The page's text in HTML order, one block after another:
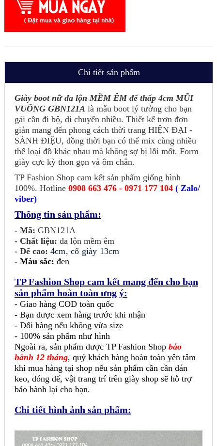
Chi tiết sản phẩm
Giày boot nữ da lộn MỀM ÊM đế thấp 4cm MŨI
VUÔNG GBN121A là mẫu boot lý tưởng cho bạn
gái cần đi bộ, di chuyển nhiều. Thiết kế trơn đơn
giản mang đến phong cách thời trang HIỆN ĐẠI -
SÀNH ĐIỆU, đồng thời bạn có thể mix cùng nhiều
thể loại đồ khác nhau mà không sợ bị lỗi mốt. Form
giày cực kỳ thon gọn và ôm chân.
TP Fashion Shop cam kết sản phẩm giống hình
100%. Hotline 0908 663 476 - 0971 177 104 ( Zalo/
viber)
Thông tin sản phẩm:
- Mã: GBN121A
- Chất liệu: da lộn mềm êm
- Đế cao: 4cm, cổ giày 13cm
- Màu sắc: đen
TP Fashion Shop cam kết mang đến cho bạn
sản phẩm hoàn toàn ưng ý:
- Giao hàng COD toàn quốc
- Bạn được xem hàng trước khi nhận
- Đổi hàng nếu không vừa size
- 100% sản phẩm như hình
Ngoài ra, sản phẩm được TP Fashion Shop bảo
hành 12 tháng, quý khách hàng hoàn toàn yên tâm
khi mua hàng tại shop nếu sản phẩm cần cần dán
keo, đóng đế, vật trang trí trên giày shop sẽ hỗ trợ
bảo hành lại cho bạn.
Chi tiết hình ảnh sản phẩm: